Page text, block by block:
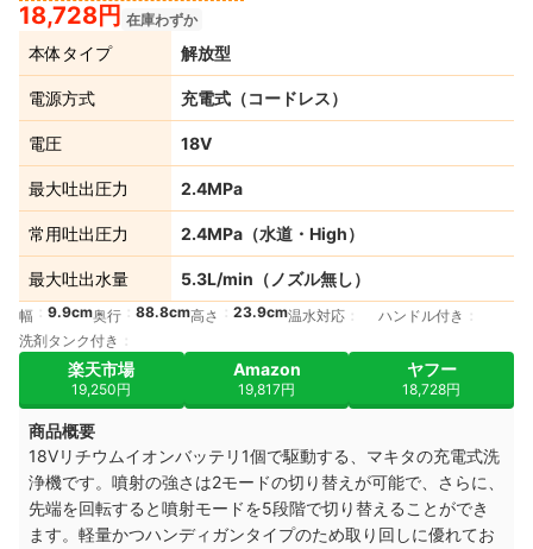
18,728円 在庫わずか
本体タイプ 解放型
電源方式 充電式（コードレス）
電圧 18V
最大吐出圧力 2.4MPa
常用吐出圧力 2.4MPa（水道・High）
最大吐出水量 5.3L/min（ノズル無し）
幅 9.9cm奥行 88.8cm高さ 23.9cm温水対応
ハンドル付き
洗剤タンク付き
楽天市場
19,250円
Amazon
19,817円
ヤフー
18,728円
商品概要
18Vリチウムイオンバッテリ1個で駆動する、マキタの充電式洗
浄機です。噴射の強さは2モードの切り替えが可能で、さらに、
先端を回転すると噴射モードを5段階で切り替えることができ
ます。 軽量かつハンディガンタイプのため取り回しに優れてお